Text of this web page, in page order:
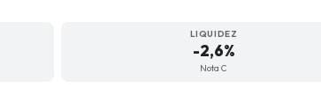
LIQUIDEZ
-2,6%
Nota C